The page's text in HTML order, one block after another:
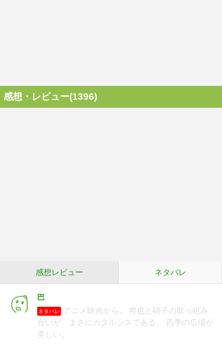
感想・レビュー(1396)
感想レビュー ネタバレ
巴
ネタバレ
アニメ映画から。 将也と硝子の取っ組み
合いが、まさにカタルシスである。 四季の広場が
美しい。